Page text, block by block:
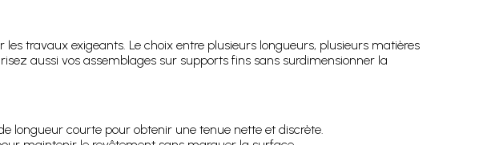
travaux exigeants. Le choix entre plusieurs longueurs, plusieurs matières
aussi vos assemblages sur supports fins sans surdimensionner la
longueur courte pour obtenir une tenue nette et discrète.